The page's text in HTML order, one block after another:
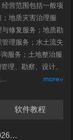
营范围包括一般项
地质灾害治理服
修复服务；地质勘
理服务；水土流失
服务；土地整治服
理、勘察、设计、
more»
软件教程
GBT5973-2006与更新后GBT5973-2026区别你知道几点？